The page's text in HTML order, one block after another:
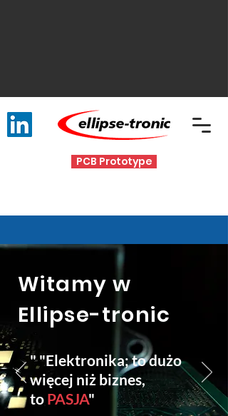
PCB Prototype
Witamy w
Ellipse-tronic
" "Elektronika; to dużo
więcej niż biznes,
to PASJA"